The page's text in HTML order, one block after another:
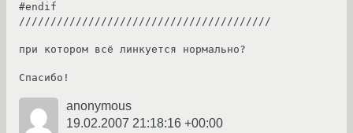
#endif
////////////////////////////////////////
при котором всё линкуется нормально?
Спасибо!
anonymous
19.02.2007 21:18:16 +00:00